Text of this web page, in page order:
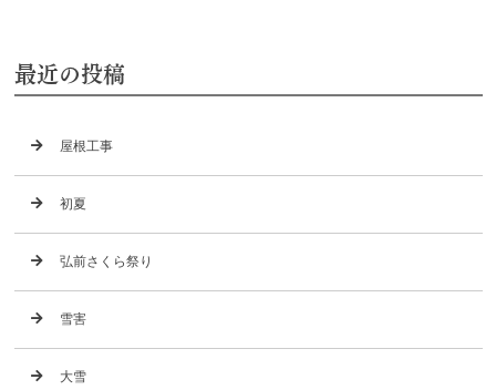
最近の投稿
屋根工事
初夏
弘前さくら祭り
雪害
大雪